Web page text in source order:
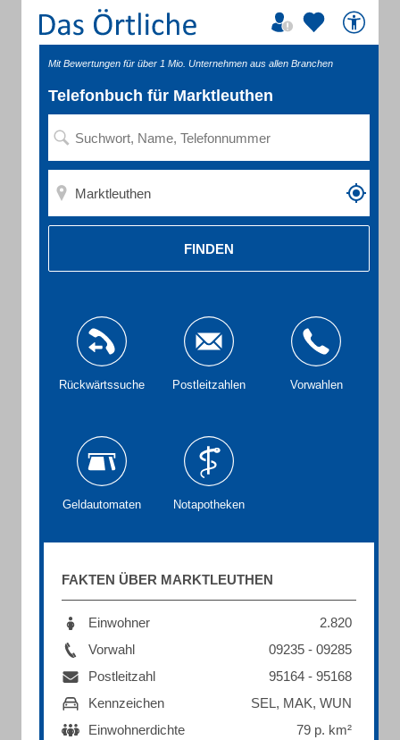
Mit Bewertungen für über 1 Mio. Unternehmen aus allen Branchen
Telefonbuch für Marktleuthen
FINDEN
Rückwärtssuche Postleitzahlen Vorwahlen
Geldautomaten Notapotheken
FAKTEN ÜBER MARKTLEUTHEN
Einwohner
2.820
Vorwahl
09235 - 09285
Postleitzahl
95164 - 95168
Kennzeichen
SEL, MAK, WUN
Einwohnerdichte
79 p. km²